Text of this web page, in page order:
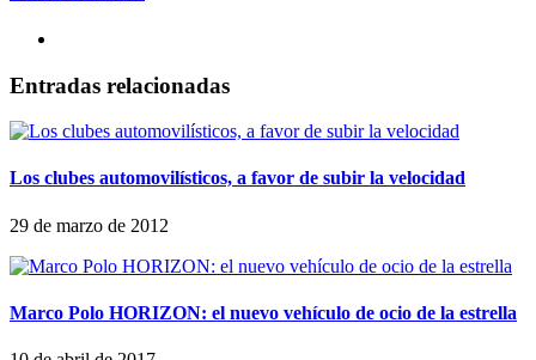
Entradas relacionadas
Los clubes automovilísticos, a favor de subir la velocidad
29 de marzo de 2012
Marco Polo HORIZON: el nuevo vehículo de ocio de la estrella